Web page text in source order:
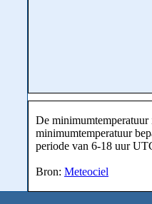
De minimumtemperatuur
minimumtemperatuur
periode van 6-18 uur
Bron: Meteociel